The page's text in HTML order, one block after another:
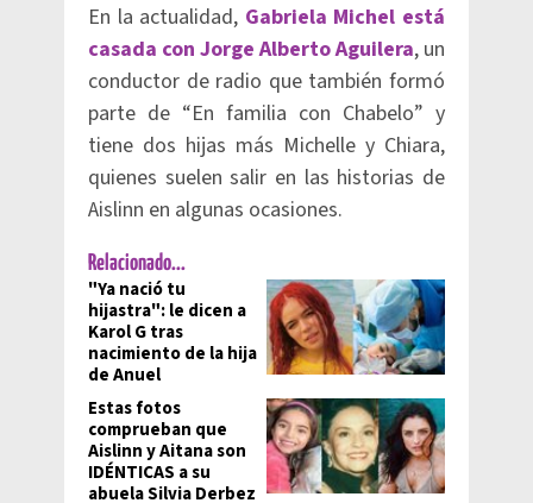
En la actualidad, Gabriela Michel está
casada con Jorge Alberto Aguilera, un
conductor de radio que también formó
parte de “En familia con Chabelo” y
tiene dos hijas más Michelle y Chiara,
quienes suelen salir en las historias de
Aislinn en algunas ocasiones.
Relacionado...
"Ya nació tu
hijastra": le dicen a
Karol G tras
nacimiento de la hija
de Anuel
Estas fotos
comprueban que
Aislinn y Aitana son
IDÉNTICAS a su
abuela Silvia Derbez